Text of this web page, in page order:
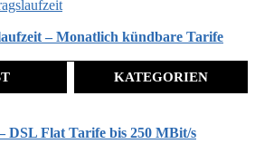
– Monatlich kündbare Tarife
KATEGORIEN
DSL Flat Tarife bis 250 MBit/s